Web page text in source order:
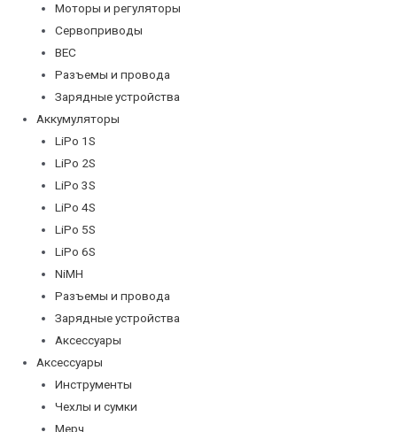
Моторы и регуляторы
Сервоприводы
BEC
Разъемы и провода
Зарядные устройства
Аккумуляторы
LiPo 1S
LiPo 2S
LiPo 3S
LiPo 4S
LiPo 5S
LiPo 6S
NiMH
Разъемы и провода
Зарядные устройства
Аксессуары
Аксессуары
Инструменты
Чехлы и сумки
Мерч